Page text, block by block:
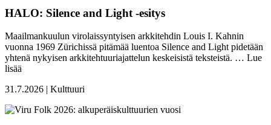
HALO: Silence and Light -esitys
Maailmankuulun virolaissyntyisen arkkitehdin Louis I. Kahnin
vuonna 1969 Zürichissä pitämää luentoa Silence and Light pidetään
yhtenä nykyisen arkkitehtuuriajattelun keskeisistä teksteistä. … Lue
lisää
31.7.2026 | Kulttuuri